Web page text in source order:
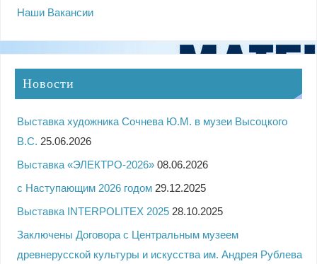
Наши Вакансии
Новости
Выставка художника Сочнева Ю.М. в музеи Высоцкого
В.С. 25.06.2026
Выставка «ЭЛЕКТРО-2026» 08.06.2026
с Наступающим 2026 годом 29.12.2025
Выставка INTERPOLITEX 2025 28.10.2025
Заключены Договора с Центральным музеем
древнерусской культуры и искусства им. Андрея Рублева